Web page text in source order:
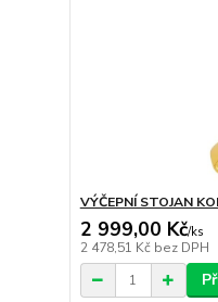
VÝČEPNÍ STOJAN
2 999,00 Kč/ks
2 478,51 Kč bez DPH